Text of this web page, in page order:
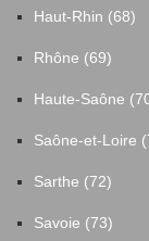
Haut-Rhin (68)
Rhône (69)
Haute-Saône
Saône-et-Loire
Sarthe (72)
Savoie (73)